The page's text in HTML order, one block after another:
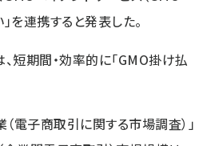
を連携すると発表した。
短期間・効率的に「GMO掛け払
電子商取引に関する市場調査）」